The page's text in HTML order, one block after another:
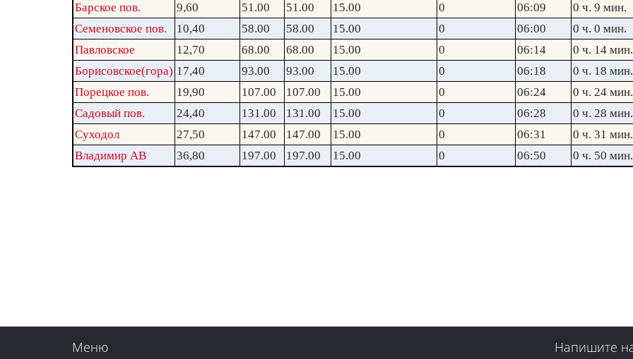
Барское пов.
9,60 51.00 51.00 15.00 0 06:09
0 ч. 9 мин.
Семеновское пов.
10,40 58.00 58.00 15.00 0 06:00
0 ч. 0 мин.
Павловское
12,70 68.00 68.00 15.00 0 06:14
0 ч. 14 мин.
Борисовское(гора) 17,40 93.00 93.00 15.00 0 06:18
0 ч. 18 мин.
Порецкое пов.
19,90 107.00 107.00 15.00 0 06:24
0 ч. 24 мин.
Садовый пов.
24,40 131.00 131.00 15.00 0 06:28
0 ч. 28 мин.
Суходол
27,50 147.00 147.00 15.00 0 06:31
0 ч. 31 мин.
Владимир АВ
36,80 197.00 197.00 15.00 0 06:50 0 ч. 50 мин.
Меню Напишите